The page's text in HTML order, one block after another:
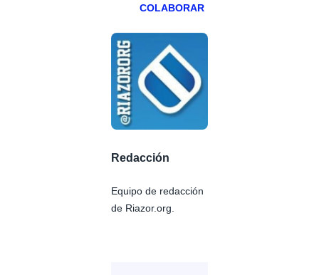
COLABORAR
Redacción
Equipo de redacción
de Riazor.org.